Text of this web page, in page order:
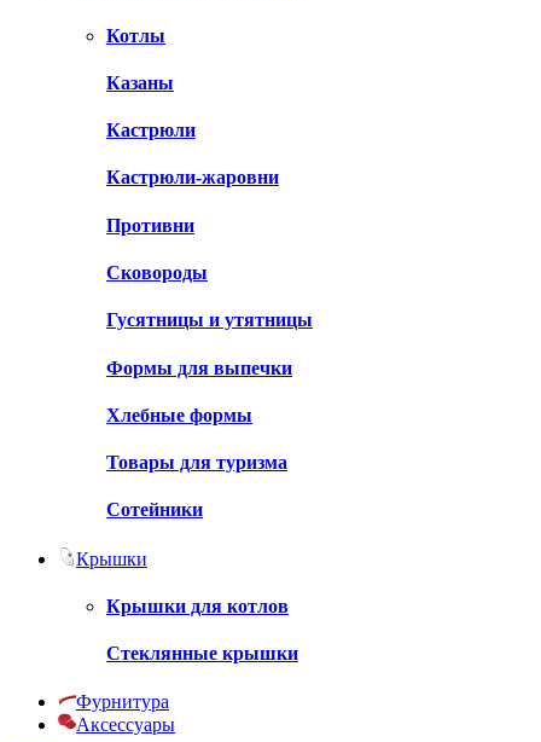
Котлы
Казаны
Кастрюли
Кастрюли-жаровни
Противни
Сковороды
Гусятницы и утятницы
Формы для выпечки
Хлебные формы
Товары для туризма
Сотейники
Крышки
Крышки для котлов
Стеклянные крышки
Фурнитура
Аксессуары